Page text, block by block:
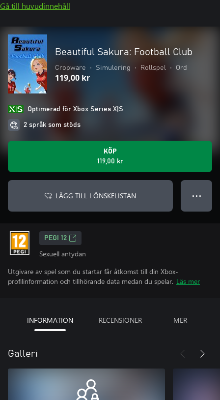
Gå till huvudinnehåll
Beautiful Sakura: Football Club
Cropware • Simulering • Rollspel • Ord
119,00 kr
Optimerad för Xbox Series X|S
2 språk som stöds
KÖP
119,00 kr
LÄGG TILL I ÖNSKELISTAN ● ● ●
PEGI 12
Sexuell antydan
Utgivare av spel som du startar får åtkomst till din Xbox-
profilinformation och tillhörande data medan du spelar. Läs mer
INFORMATION RECENSIONER MER
Galleri